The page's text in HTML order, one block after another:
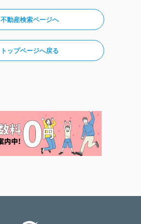
不動産検索ページへ
トップページへ戻る